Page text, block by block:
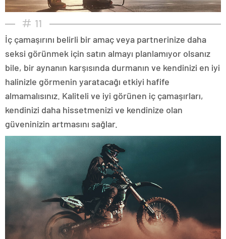
11
İç çamaşırını belirli bir amaç veya partnerinize daha
seksi görünmek için satın almayı planlamıyor olsanız
bile, bir aynanın karşısında durmanın ve kendinizi en iyi
halinizle görmenin yaratacağı etkiyi hafife
almamalısınız. Kaliteli ve iyi görünen iç çamaşırları,
kendinizi daha hissetmenizi ve kendinize olan
güveninizin artmasını sağlar.